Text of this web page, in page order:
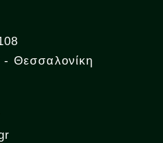
Θεσσαλονίκη